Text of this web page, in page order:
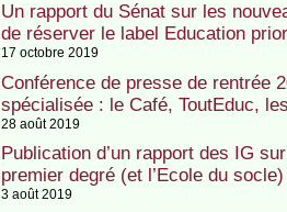
Un rapport du Sénat sur les
de réserver le label Education
17 octobre 2019
Conférence de presse de rentrée
spécialisée : le Café, ToutEduc,
28 août 2019
Publication d’un rapport des IG
premier degré (et l’Ecole du
3 août 2019